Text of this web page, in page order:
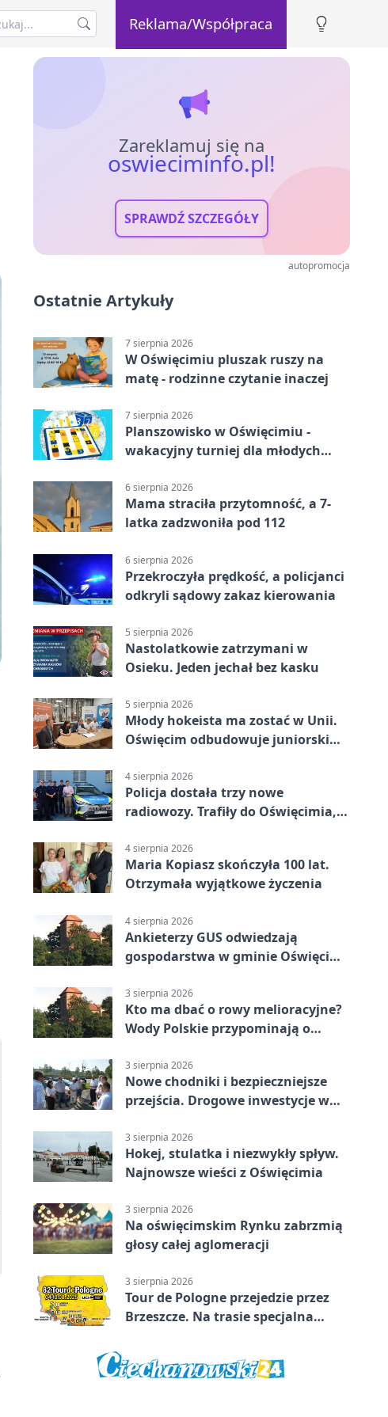
Reklama/Współpraca
Zareklamuj się na
oswieciminfo.pl!
SPRAWDŹ SZCZEGÓŁY
autopromocja
Ostatnie Artykuły
7 sierpnia 2026
W Oświęcimiu pluszak ruszy na
matę - rodzinne czytanie inaczej
7 sierpnia 2026
Planszowisko w Oświęcimiu -
wakacyjny turniej dla młodych
6 sierpnia 2026
Mama straciła przytomność, a 7-
latka zadzwoniła pod 112
6 sierpnia 2026
Przekroczyła prędkość, a policjanci
odkryli sądowy zakaz kierowania
5 sierpnia 2026
Nastolatkowie zatrzymani w
Osieku. Jeden jechał bez kasku
5 sierpnia 2026
Młody hokeista ma zostać w Unii.
Oświęcim odbudowuje juniorski
4 sierpnia 2026
Policja dostała trzy nowe
radiowozy. Trafiły do Oświęcimia,
4 sierpnia 2026
Maria Kopiasz skończyła 100 lat.
Otrzymała wyjątkowe życzenia
4 sierpnia 2026
Ankieterzy GUS odwiedzają
gospodarstwa w gminie Oświęcim.
3 sierpnia 2026
Kto ma dbać o rowy melioracyjne?
Wody Polskie przypominają o
3 sierpnia 2026
Nowe chodniki i bezpieczniejsze
przejścia. Drogowe inwestycje w
3 sierpnia 2026
Hokej, stulatka i niezwykły spływ.
Najnowsze wieści z Oświęcimia
3 sierpnia 2026
Na oświęcimskim Rynku zabrzmią
głosy całej aglomeracji
3 sierpnia 2026
Tour de Pologne przejedzie przez
Brzeszcze. Na trasie specjalna